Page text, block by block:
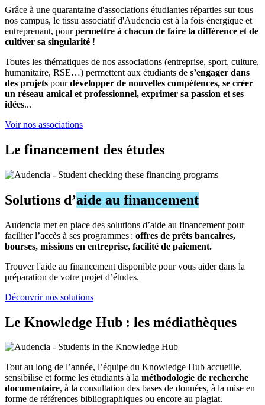
Grâce à une quarantaine d'associations étudiantes réparties sur tous
nos campus, le tissu associatif d'Audencia est à la fois énergique et
entreprenant, pourpermettre à chacun de faire la différence et de
cultiver sa singularité !
Toutes les thématiques de nos associations (entreprise, sport, culture,
humanitaire, RSE…) permettent aux étudiants de s’engager dans
des projets pourdévelopper de nouvelles compétences, se créer
un réseau amical et professionnel, exprimer sa passion et ses
idées...
Voir nos associations
Le financement des études
Solutions d’aide au financement
Audencia met en place des solutions d’aide au financement pour
faciliter l’accès à ses programmes : offres de prêts bancaires,
bourses, missions en entreprise, facilité de paiement.
Trouver l'aide au financement disponible pour vous aider dans la
préparation de votre projet d’études.
Découvrir nos solutions
Le Knowledge Hub : les médiathèques
Tout au long de l’année, l’équipe du Knowledge Hub accueille,
sensibilise et forme les étudiants à la méthodologie de recherche
documentaire, à la consultation des bases de données, à la mise en
forme de références bibliographiques ou encore au plagiat.